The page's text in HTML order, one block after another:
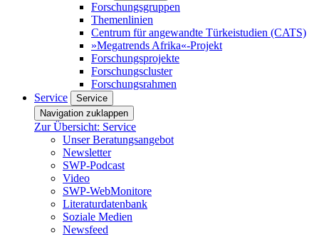
Forschungsgruppen
Themenlinien
Centrum für angewandte Türkeistudien (CATS)
»Megatrends Afrika«-Projekt
Forschungsprojekte
Forschungscluster
Forschungsrahmen
Service
Service
Navigation zuklappen
Zur Übersicht: Service
Unser Beratungsangebot
Newsletter
SWP-Podcast
Video
SWP-WebMonitore
Literaturdatenbank
Soziale Medien
Newsfeed